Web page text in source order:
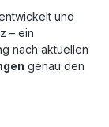
und
– ein
nach aktuellen
genau den